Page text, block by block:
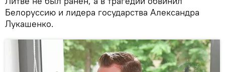
Белоруссию и лидера государства Александра
Лукашенко.